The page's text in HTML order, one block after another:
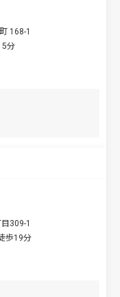
168-1
分
309-1
歩19分